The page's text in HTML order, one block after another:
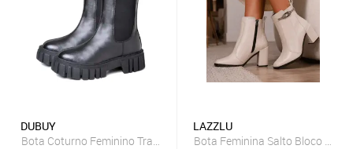
DUBUY
Bota Coturno Feminino Tratorada DUBUY 1506FG Preto
LAZZLU
Bota Feminina Salto Bloco